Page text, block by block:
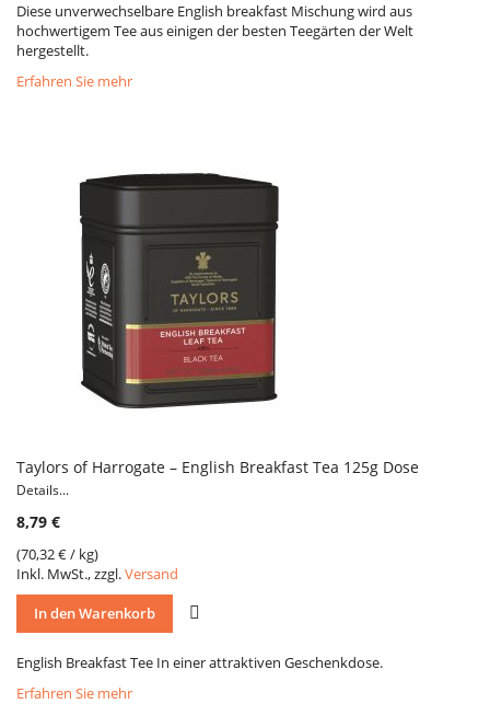
Diese unverwechselbare English breakfast Mischung wird aus
hochwertigem Tee aus einigen der besten Teegärten der Welt
hergestellt.
Erfahren Sie mehr
Taylors of Harrogate – English Breakfast Tea 125g Dose
Details...
8,79 €
(70,32 €/ kg)
Inkl. MwSt., zzgl.Versand
In den Warenkorb
English Breakfast Tee In einer attraktiven Geschenkdose.
Erfahren Sie mehr